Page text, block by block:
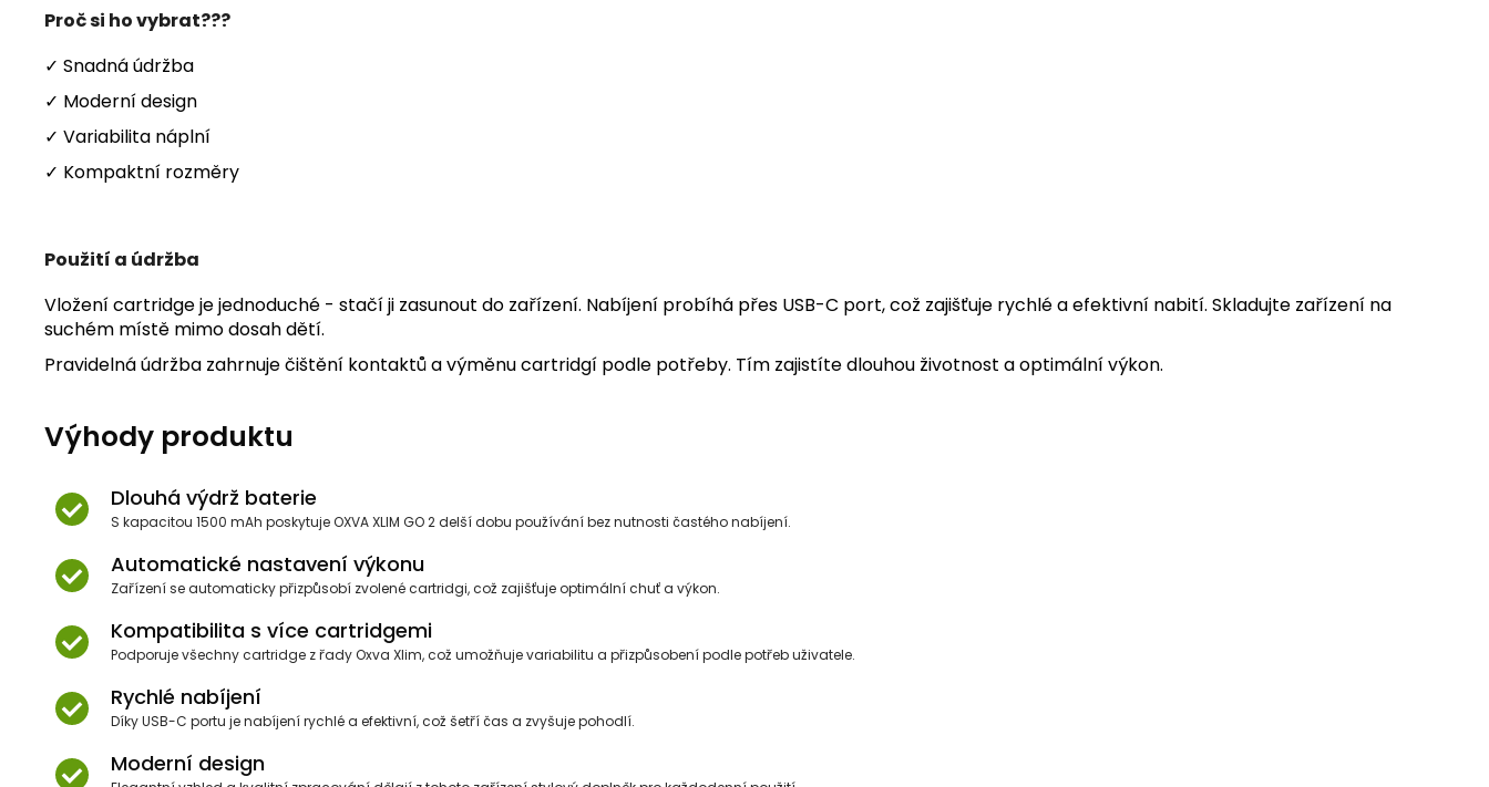
Proč si ho vybrat???
✓ Snadná údržba
✓ Moderní design
✓ Variabilita náplní
✓ Kompaktní rozměry
Použití a údržba
Vložení cartridge je jednoduché - stačí ji zasunout do zařízení. Nabíjení probíhá přes USB-C port, což zajišťuje rychlé a efektivní nabití. Skladujte zařízení na
suchém místě mimo dosah dětí.
Pravidelná údržba zahrnuje čištění kontaktů a výměnu cartridgí podle potřeby. Tím zajistíte dlouhou životnost a optimální výkon.
Výhody produktu
Dlouhá výdrž baterie
S kapacitou 1500 mAh poskytuje OXVA XLIM GO 2 delší dobu používání bez nutnosti častého nabíjení.
Automatické nastavení výkonu
Zařízení se automaticky přizpůsobí zvolené cartridgi, což zajišťuje optimální chuť a výkon.
Kompatibilita s více cartridgemi
Podporuje všechny cartridge z řady Oxva Xlim, což umožňuje variabilitu a přizpůsobení podle potřeb uživatele.
Rychlé nabíjení
Díky USB-C portu je nabíjení rychlé a efektivní, což šetří čas a zvyšuje pohodlí.
Moderní design